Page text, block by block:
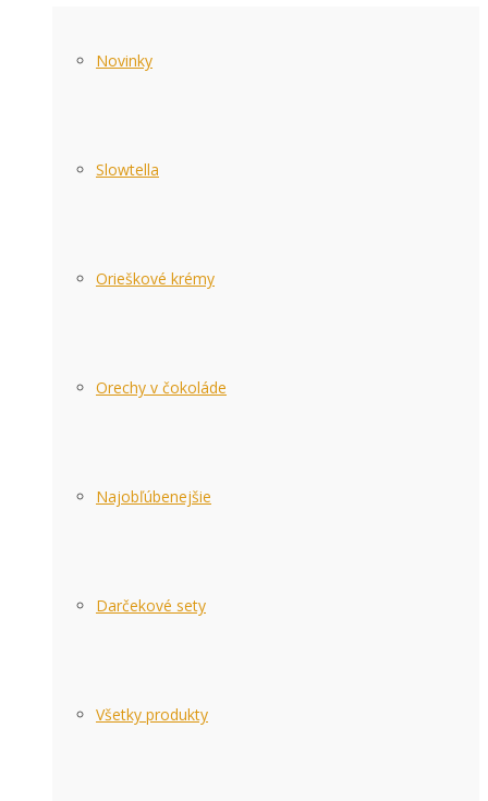
Novinky
Slowtella
Orieškové krémy
Orechy v čokoláde
Najobľúbenejšie
Darčekové sety
Všetky produkty